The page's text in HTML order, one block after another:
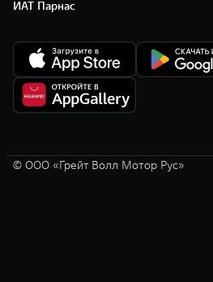
ИАТ Парнас
© ООО «Грейт Волл Мотор Рус»